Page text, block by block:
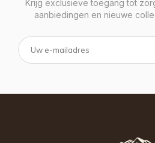
Krijg exclusieve toegang tot
aanbiedingen en nieuwe